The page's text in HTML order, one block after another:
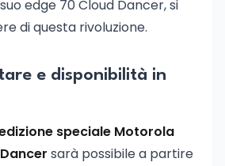
edge 70 Cloud Dancer, si
di questa rivoluzione.
e disponibilità in
speciale Motorola
sarà possibile a partire